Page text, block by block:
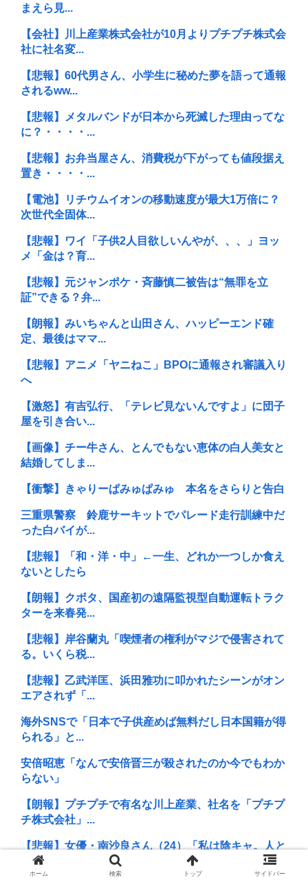
まえら見...
【会社】川上産業株式会社が10月よりプチプチ株式会
社に社名変...
【悲報】60代男さん、小学生に秘めた夢を語って通報
されるww...
【悲報】メタルバンドが日本から死滅した理由ってな
に？・・・・...
【悲報】お弁当屋さん、消費税が下がっても値段据え
置き・・・・...
【電池】リチウムイオンの移動速度が最大1万倍に？
次世代全固体...
【悲報】ワイ「子供2人目欲しいんやが、、、」ヨッ
メ「金は？育...
【悲報】元ジャンポケ・斉藤慎二被告は“無罪を立
証”できる？弁...
【朗報】みいちゃんと山田さん、ハッピーエンド確
定、最後はママ...
【悲報】アニメ「ヤニねこ」BPOに通報され審議入り
へ
【激怒】有吉弘行、「テレビ見ないんですよ」に団子
屋を引き合い...
【画像】チー牛さん、とんでもない恵体の白人美女と
結婚してしま...
【衝撃】きゃりーぱみゅぱみゅ 本名をさらりと告白
三重県警察 鈴鹿サーキットでパレード走行訓練中だ
った白バイが...
【悲報】「和・洋・中」←一生、どれか一つしか食え
ないとしたら
【朗報】クボタ、国産初の遠隔監視型自動運転トラク
ターを来春発...
【悲報】岸谷蘭丸「喫煙者の権利がマジで侵害されて
る。いくら税...
【悲報】乙武洋匡、浜田雅功に叩かれたシーンがオン
エアされず「...
海外SNSで「日本で子供産めば無料だし日本国籍が得
られる」と...
安倍昭恵「なんで安倍晋三が殺されたのか今でもわか
らない」
【朗報】プチプチで有名な川上産業、社名を「プチプ
チ株式会社」...
【悲報】女優・南沙良さん（24）「私は陰キャ。人と
話したくな...
ホーム 検索 トップ サイドバー